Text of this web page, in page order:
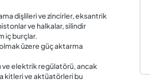
dişlileri ve zincirler, eksantrik
ve halkalar, silindir
iç burçlar.
olmak üzere güç aktarma
ve elektrik regülatörü, ancak
kitleri ve aktüatörleri bu